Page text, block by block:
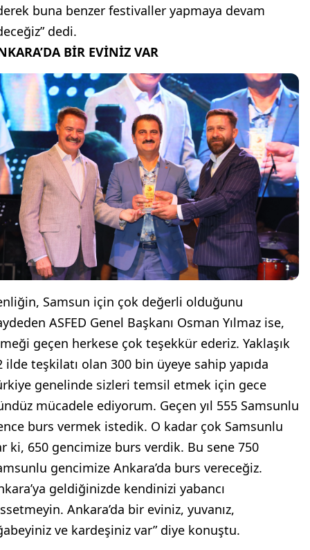
buna benzer festivaller yapmaya devam
dedi.
BİR EVİNİZ VAR
Samsun için çok değerli olduğunu
ASFED Genel Başkanı Osman Yılmaz ise,
geçen herkese çok teşekkür ederiz. Yaklaşık
ilde teşkilatı olan 300 bin üyeye sahip yapıda
genelinde sizleri temsil etmek için gece
mücadele ediyorum. Geçen yıl 555 Samsunlu
burs vermek istedik. O kadar çok Samsunlu
ki, 650 gencimize burs verdik. Bu sene 750
gencimize Ankara’da burs vereceğiz.
geldiğinizde kendinizi yabancı
Ankara’da bir eviniz, yuvanız,
ve kardeşiniz var” diye konuştu.